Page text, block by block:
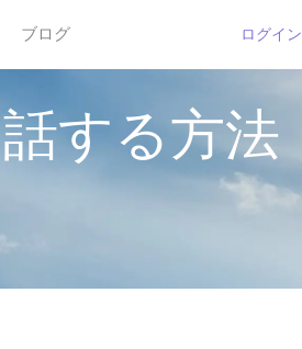
ブログ ログイン
する方法